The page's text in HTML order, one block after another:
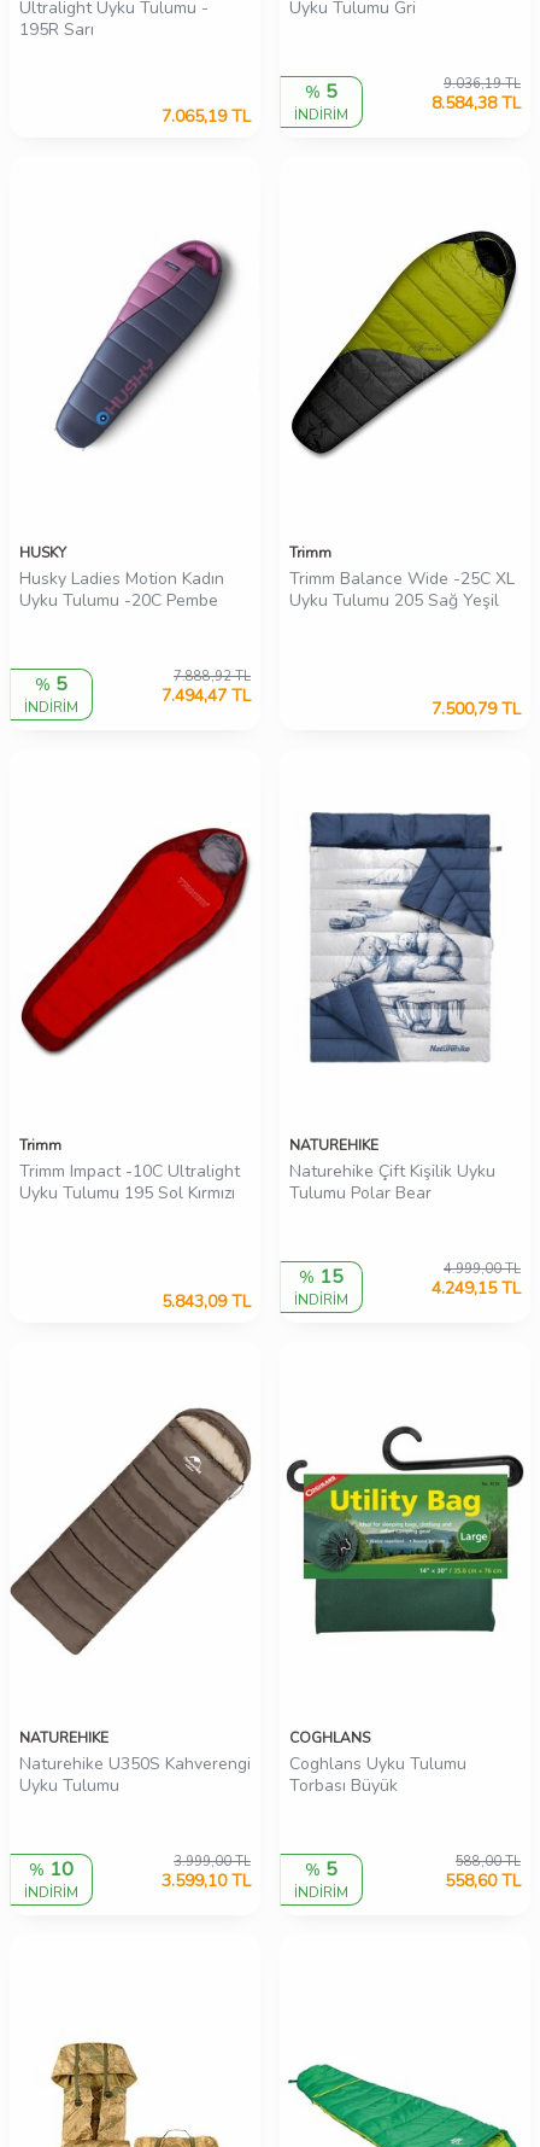
Ultralight Uyku Tulumu -
195R Sarı
7.065,19TL
Uyku Tulumu Gri
% 5
İNDİRİM
9.036,19TL
8.584,38TL
HUSKY
Husky Ladies Motion Kadın
Uyku Tulumu -20C Pembe
% 5
İNDİRİM
7.888,92TL
7.494,47TL
Trimm
Trimm Balance Wide -25C XL
Uyku Tulumu 205 Sağ Yeşil
7.500,79TL
Trimm
Trimm Impact -10C Ultralight
Uyku Tulumu 195 Sol Kırmızı
5.843,09TL
NATUREHIKE
Naturehike Çift Kişilik Uyku
Tulumu Polar Bear
% 15
İNDİRİM
4.999,00TL
4.249,15TL
NATUREHIKE
Naturehike U350S Kahverengi
Uyku Tulumu
% 10
İNDİRİM
3.999,00TL
3.599,10TL
COGHLANS
Coghlans Uyku Tulumu
Torbası Büyük
% 5
İNDİRİM
588,00TL
558,60TL